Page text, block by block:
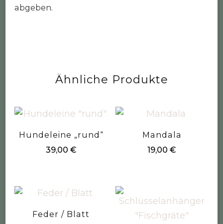
abgeben.
Ähnliche Produkte
Hundeleine „rund“
39,00 €
Mandala
19,00€
Feder / Blatt